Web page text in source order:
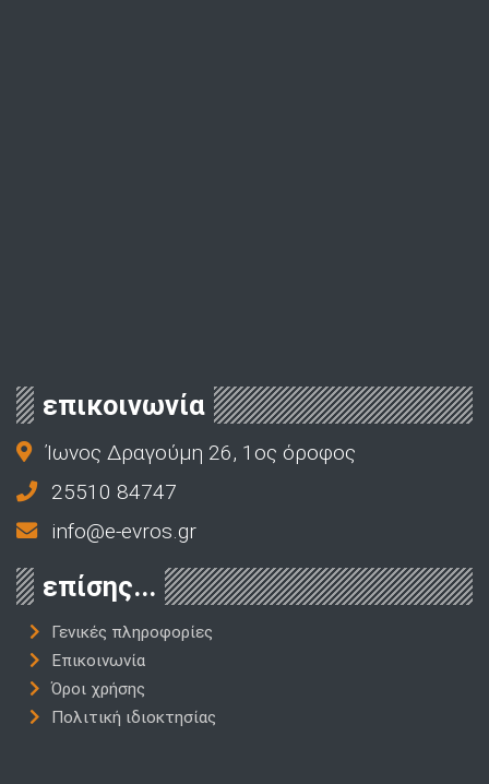
επικοινωνία
Ίωνος Δραγούμη 26, 1ος όροφος
25510 84747
info@e-evros.gr
επίσης...
Γενικές πληροφορίες
Επικοινωνία
Όροι χρήσης
Πολιτική ιδιοκτησίας